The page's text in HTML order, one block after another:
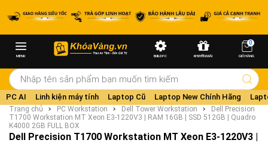
MENU BUILD PC KHUYẾN MÃI
0
GIỎ HÀNG
PC AI Linh kiện máy tính Laptop Cũ Laptop New Chính Hãng
Trang chủ PC Workstation Dell Tower Workstation
Dell Precision
T1700 Workstation MT Xeon E3-1220V3 | RAM 16GB | SSD 512GB | Quadro
K4000 2GB FULL BOX
Dell Precision T1700 Workstation MT Xeon E3-1220V3 |